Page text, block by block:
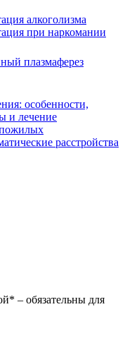
алкоголизма
при наркомании
плазмаферез
особенности,
и лечение
расстройства
– обязательны для